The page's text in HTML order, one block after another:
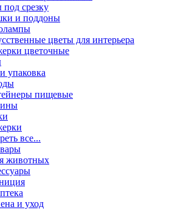
под срезку
и поддоны
цветы для интерьера
цветочные
упаковка
пищевые
все...
животных
и уход